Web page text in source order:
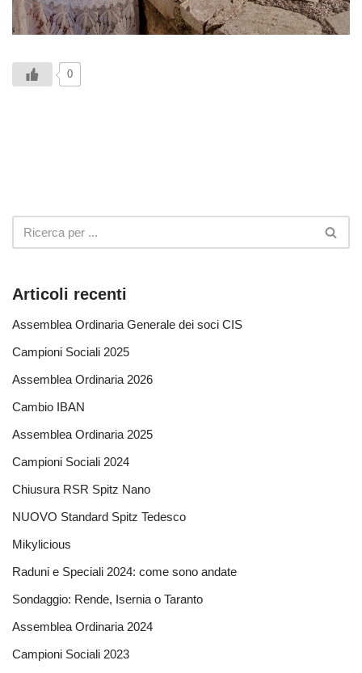
0
Articoli recenti
Assemblea Ordinaria Generale dei soci CIS
Campioni Sociali 2025
Assemblea Ordinaria 2026
Cambio IBAN
Assemblea Ordinaria 2025
Campioni Sociali 2024
Chiusura RSR Spitz Nano
NUOVO Standard Spitz Tedesco
Mikylicious
Raduni e Speciali 2024: come sono andate
Sondaggio: Rende, Isernia o Taranto
Assemblea Ordinaria 2024
Campioni Sociali 2023